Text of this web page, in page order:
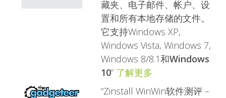
藏夹、电子邮件、帐户、设
置和所有本地存储的文件。
它支持Windows XP,
Windows Vista, Windows 7,
Windows 8/8.1和Windows
10” 了解更多
“Zinstall WinWin软件测评 –